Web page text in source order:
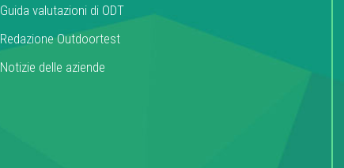
Guida valutazioni di ODT
Redazione Outdoortest
Notizie delle aziende